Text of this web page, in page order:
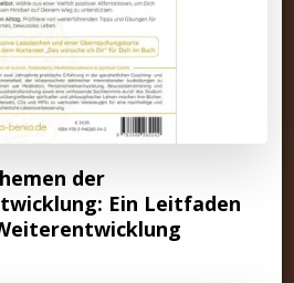
der
Ein Leitfaden